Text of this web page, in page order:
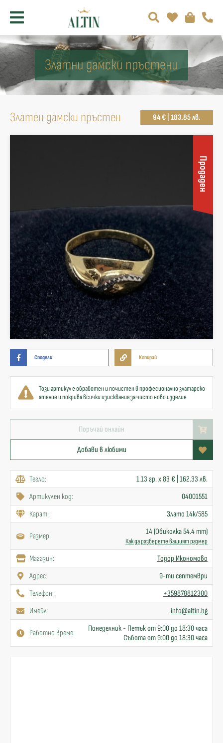
Златни дамски пръстени
Златен дамски пръстен 94 € | 183.85 лв.
Продаден
Сподели Копирай
Този артикул е обработен и почистен в професионално златарско
ателие и покрива всички изисквания за чисто ново изделие
Поръчай онлайн
Добави в любими
Тегло:
1.13 гр. x 83 € | 162.33 лв.
Артикулен код:
04001551
Карат:
Злато 14к/585
Размер: 14 (Обиколка 54.4 mm)
Как да разберете вашият размер
Mагазин:
Тодор Икономово
Адрес:
9-ти септември
Телефон:
+359878812300
Имейл:
info@altin.bg
Работно време:
Понеделник - Петък от 9:00 до 18:30 часа
Събота от 9:00 до 18:30 часа